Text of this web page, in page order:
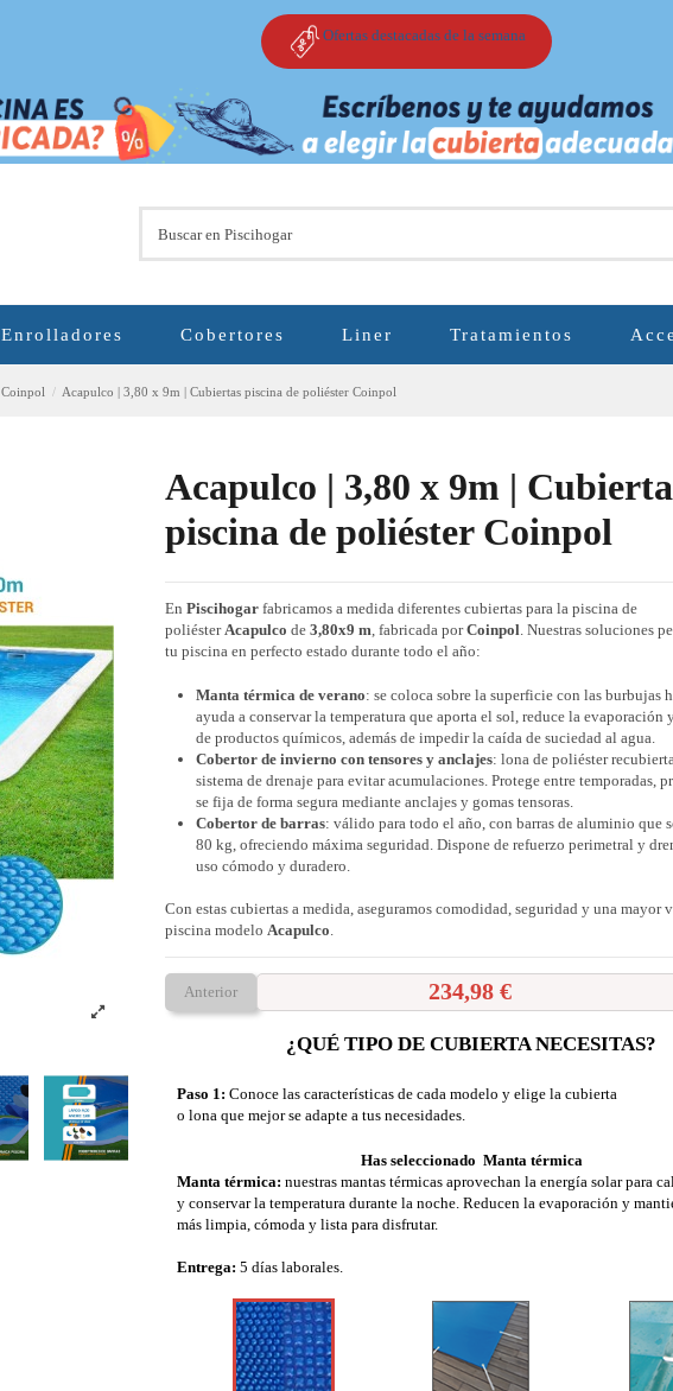
Ofertas destacadas de la semana
Enrolladores Cobertores Liner Tratamientos
Coinpol Acapulco | 3,80 x 9m | Cubiertas piscina de poliéster Coinpol
Acapulco | 3,80 x 9m |
piscina de poliéster Coinpol
En Piscihogarfabricamos a medida diferentes cubiertas para la piscina de
poliésterAcapulco de 3,80x9 m, fabricada porCoinpol. Nuestras soluciones
tu piscina en perfecto estado durante todo el año:
Manta térmica de verano: se coloca sobre la superficie con las burbujas
ayuda a conservar la temperatura que aporta el sol, reduce la evaporación
de productos químicos, además de impedir la caída de suciedad al agua.
Cobertor de invierno con tensores y anclajes: lona de poliéster
sistema de drenaje para evitar acumulaciones. Protege entre temporadas,
se fija de forma segura mediante anclajes y gomas tensoras.
Cobertor de barras: válido para todo el año, con barras de aluminio que
80 kg, ofreciendo máxima seguridad. Dispone de refuerzo perimetral y
uso cómodo y duradero.
Con estas cubiertas a medida, aseguramos comodidad, seguridad y una mayor
piscina modelo Acapulco
Anterior 234,98 €
¿QUÉ TIPO DE CUBIERTA NECESITAS?
Paso 1: Conoce las características de cada modelo y elige la cubierta
o lona que mejor se adapte a tus necesidades.
Has seleccionado Manta térmica
Manta térmica: nuestras mantas térmicas aprovechan la energía solar para
y conservar la temperatura durante la noche. Reducen la evaporación y
más limpia, cómoda y lista para disfrutar.
Entrega: 5 días laborales.